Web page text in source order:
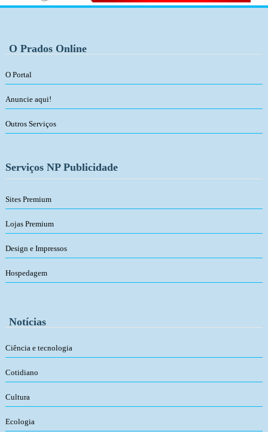
O Prados Online
O Portal
Anuncie aqui!
Outros Serviços
Serviços NP Publicidade
Sites Premium
Lojas Premium
Design e Impressos
Hospedagem
Notícias
Ciência e tecnologia
Cotidiano
Cultura
Ecologia